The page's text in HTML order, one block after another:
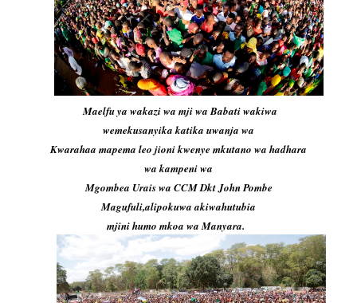
Maelfu ya wakazi wa mji wa Babati wakiwa
wemekusanyika katika uwanja wa
Kwarahaa mapema leo jioni kwenye mkutano wa hadhara
wa kampeni wa
Mgombea Urais wa CCM Dkt John Pombe
Magufuli,alipokuwa akiwahutubia
mjini humo mkoa wa Manyara.